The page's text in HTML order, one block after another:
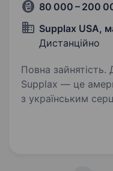
80 000 – 200
Supplax USA,
Дистанційно
Повна зайнятість.
Supplax — це
з українським
Ми виконуємо